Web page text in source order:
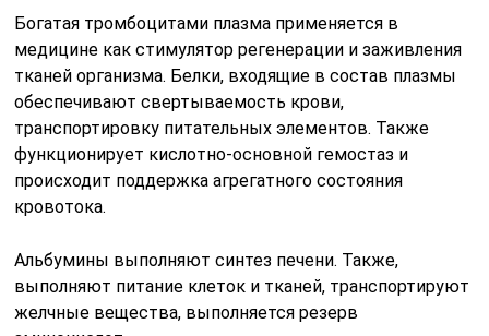
Богатая тромбоцитами плазма применяется в
медицине как стимулятор регенерации и заживления
тканей организма. Белки, входящие в состав плазмы
обеспечивают свертываемость крови,
транспортировку питательных элементов. Также
функционирует кислотно-основной гемостаз и
происходит поддержка агрегатного состояния
кровотока.
Альбумины выполняют синтез печени. Также,
выполняют питание клеток и тканей, транспортируют
желчные вещества, выполняется резерв